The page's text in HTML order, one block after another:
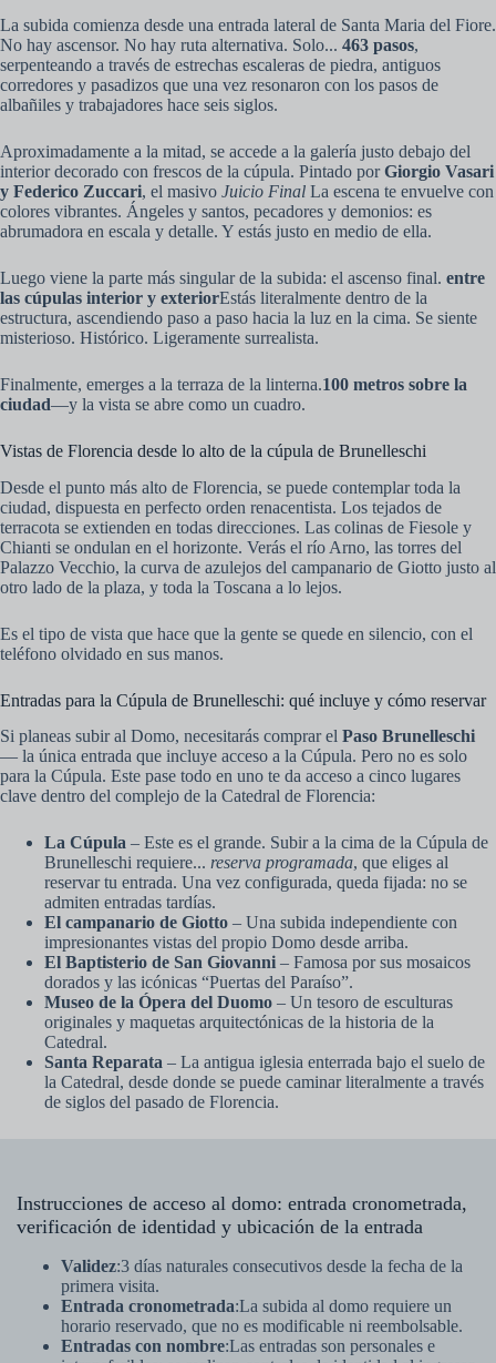
La subida comienza desde una entrada lateral de Santa Maria del Fiore.
No hay ascensor. No hay ruta alternativa. Solo... 463 pasos,
serpenteando a través de estrechas escaleras de piedra, antiguos
corredores y pasadizos que una vez resonaron con los pasos de
albañiles y trabajadores hace seis siglos.
Aproximadamente a la mitad, se accede a la galería justo debajo del
interior decorado con frescos de la cúpula. Pintado porGiorgio Vasari
y Federico Zuccari, el masivo Juicio Final La escena te envuelve con
colores vibrantes. Ángeles y santos, pecadores y demonios: es
abrumadora en escala y detalle. Y estás justo en medio de ella.
Luego viene la parte más singular de la subida: el ascenso final. entre
las cúpulas interior y exteriorEstás literalmente dentro de la
estructura, ascendiendo paso a paso hacia la luz en la cima. Se siente
misterioso. Histórico. Ligeramente surrealista.
Finalmente, emerges a la terraza de la linterna.100 metros sobre la
ciudad—y la vista se abre como un cuadro.
Vistas de Florencia desde lo alto de la cúpula de Brunelleschi
Desde el punto más alto de Florencia, se puede contemplar toda la
ciudad, dispuesta en perfecto orden renacentista. Los tejados de
terracota se extienden en todas direcciones. Las colinas de Fiesole y
Chianti se ondulan en el horizonte. Verás el río Arno, las torres del
Palazzo Vecchio, la curva de azulejos del campanario de Giotto justo al
otro lado de la plaza, y toda la Toscana a lo lejos.
Es el tipo de vista que hace que la gente se quede en silencio, con el
teléfono olvidado en sus manos.
Entradas para la Cúpula de Brunelleschi: qué incluye y cómo reservar
Si planeas subir al Domo, necesitarás comprar el Paso Brunelleschi
— la única entrada que incluye acceso a la Cúpula. Pero no es solo
para la Cúpula. Este pase todo en uno te da acceso a cinco lugares
clave dentro del complejo de la Catedral de Florencia:
La Cúpula – Este es el grande. Subir a la cima de la Cúpula de
Brunelleschi requiere... reserva programada, que eliges al
reservar tu entrada. Una vez configurada, queda fijada: no se
admiten entradas tardías.
El campanario de Giotto – Una subida independiente con
impresionantes vistas del propio Domo desde arriba.
El Baptisterio de San Giovanni – Famosa por sus mosaicos
dorados y las icónicas “Puertas del Paraíso”.
Museo de la Ópera del Duomo – Un tesoro de esculturas
originales y maquetas arquitectónicas de la historia de la
Catedral.
Santa Reparata – La antigua iglesia enterrada bajo el suelo de
la Catedral, desde donde se puede caminar literalmente a través
de siglos del pasado de Florencia.
Instrucciones de acceso al domo: entrada cronometrada,
verificación de identidad y ubicación de la entrada
Validez:3 días naturales consecutivos desde la fecha de la
primera visita.
Entrada cronometrada:La subida al domo requiere un
horario reservado, que no es modificable ni reembolsable.
Entradas con nombre:Las entradas son personales e